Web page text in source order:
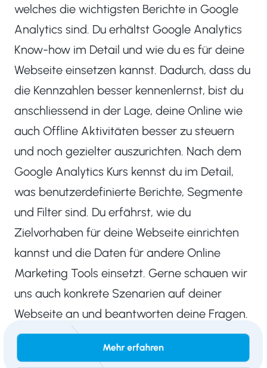
welches die wichtigsten Berichte in Google
Analytics sind. Du erhältst Google Analytics
Know-how im Detail und wie du es für deine
Webseite einsetzen kannst. Dadurch, dass du
die Kennzahlen besser kennenlernst, bist du
anschliessend in der Lage, deine Online wie
auch Offline Aktivitäten besser zu steuern
und noch gezielter auszurichten. Nach dem
Google Analytics Kurs kennst du im Detail,
was benutzerdefinierte Berichte, Segmente
und Filter sind. Du erfährst, wie du
Zielvorhaben für deine Webseite einrichten
kannst und die Daten für andere Online
Marketing Tools einsetzt. Gerne schauen wir
uns auch konkrete Szenarien auf deiner
Webseite an und beantworten deine Fragen.
Mehr erfahren